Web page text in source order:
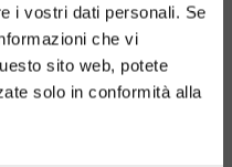
i vostri dati personali. Se
che vi
sito web, potete
solo in conformità alla
own language